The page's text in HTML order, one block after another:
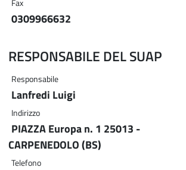
Fax
0309966632
RESPONSABILE DEL SUAP
Responsabile
Lanfredi Luigi
Indirizzo
PIAZZA Europa n. 1 25013 -
CARPENEDOLO (BS)
Telefono